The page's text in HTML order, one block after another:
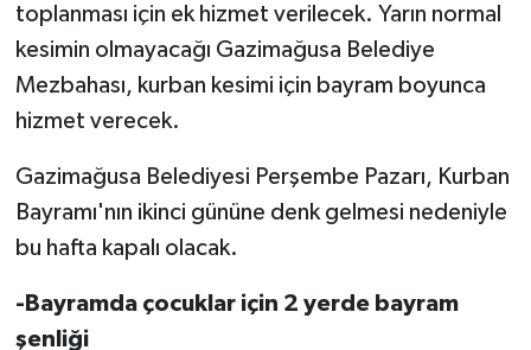
toplanması için ek hizmet verilecek. Yarın normal
kesimin olmayacağı Gazimağusa Belediye
Mezbahası, kurban kesimi için bayram boyunca
hizmet verecek.
Gazimağusa Belediyesi Perşembe Pazarı, Kurban
Bayramı'nın ikinci gününe denk gelmesi nedeniyle
bu hafta kapalı olacak.
-Bayramda çocuklar için 2 yerde bayram
şenliği